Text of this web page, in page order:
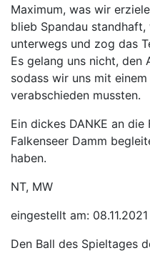
Maximum, was wir
blieb Spandau
unterwegs und zog das
Es gelang uns nicht, den
sodass wir uns mit
verabschieden mussten.
Ein dickes DANKE an
Falkenseer Damm
haben.
NT, MW
eingestellt am:
Den Ball des Spieltages